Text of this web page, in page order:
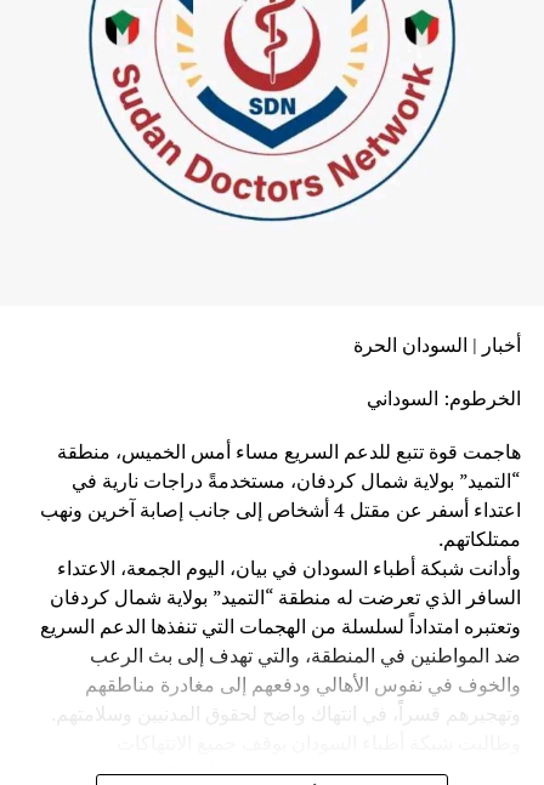
أخبار | السودان الحرة
الخرطوم: السوداني
هاجمت قوة تتبع للدعم السريع مساء أمس الخميس، منطقة
“التميد” بولاية شمال كردفان، مستخدمةً دراجات نارية في
اعتداء أسفر عن مقتل 4 أشخاص إلى جانب إصابة آخرين ونهب
ممتلكاتهم.
وأدانت شبكة أطباء السودان في بيان، اليوم الجمعة، الاعتداء
السافر الذي تعرضت له منطقة “التميد” بولاية شمال كردفان
وتعتبره امتداداً لسلسلة من الهجمات التي تنفذها الدعم السريع
ضد المواطنين في المنطقة، والتي تهدف إلى بث الرعب
والخوف في نفوس الأهالي ودفعهم إلى مغادرة مناطقهم
وتهجيرهم قسراً، في انتهاك واضح لحقوق المدنيين وسلامتهم.
والاعتداءات ضد المدنيين الذين لا علاقة لهم بالحرب، وتجنيب